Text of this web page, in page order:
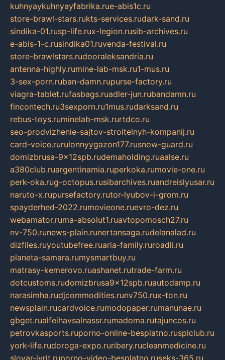
kuhnyaykuhnyayfabrika.rue-abis1c.ru
store-brawl-stars.rukts-services.rudark-sand.ru
sindika-01.rusp-life.rux-legion.rusib-archives.ru
e-abis-1-c.rusindika01.ruvenda-festival.ru
store-brawlstars.rudooraleksandria.ru
antenna-highly.rumine-lab-msk.ru1-mus.ru
3-sex-porn.ruban-damn.rupurse-factory.ru
viagra-tablet.rufasbags.ruadler-jun.rubandamn.ru
fincontech.ru3sexporn.ru1mus.rudarksand.ru
rebus-toys.ruminelab-msk.rurtdco.ru
seo-prodvizhenie-sajtov-stroitelnyh-kompanij.ru
card-voice.rurulonnyygazon177.rusnow-guard.ru
domizbrusa-9x12spb.rudemaholding.ruaalse.ru
a380club.ruargentinamia.ruperkoka.rumovie-one.ru
perk-oka.rug-octopus.rusibarchives.ruandreislyusar.ru
naruto-x.rupursefactory.rutor-lyubov-i-grom.ru
spayderhed-2022.rumovieone.ruevro-dez.ru
webamator.ruma-absolut1.ruavtopomosch27.ru
nv-750.runews-plain.runertansaga.rudelanalad.ru
dizfiles.ruyoutubefree.ruaria-family.ruroadli.ru
planeta-samara.rumysmartbuy.ru
matrasy-kemerovo.ruashanet.rutrade-farm.ru
dotcustoms.rudomizbrusa9x12spb.ruautodamp.ru
narasimha.rudjcommodities.runv750.rux-ton.ru
newsplain.rucardvoice.rumodopaper.rumanunae.ru
gbget.rualfeihavsalnassr.rumadoma.rutajuncos.ru
petrovkasports.ruporno-online-besplatno.rusplclub.ru
york-life.rudoroga-expo.ruribery.rucleanmedicine.ru
slovar-ivrit.ruporno-video-besplatno.ruseks-365.ru